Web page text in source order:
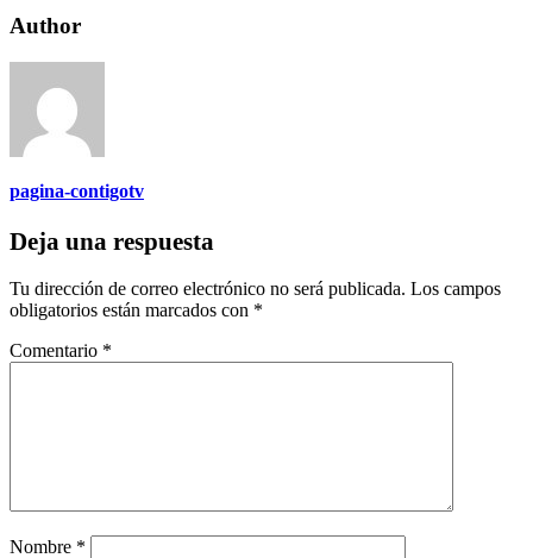
Author
pagina-contigotv
Deja una respuesta
Tu dirección de correo electrónico no será publicada. Los campos
obligatorios están marcados con *
Comentario *
Nombre *